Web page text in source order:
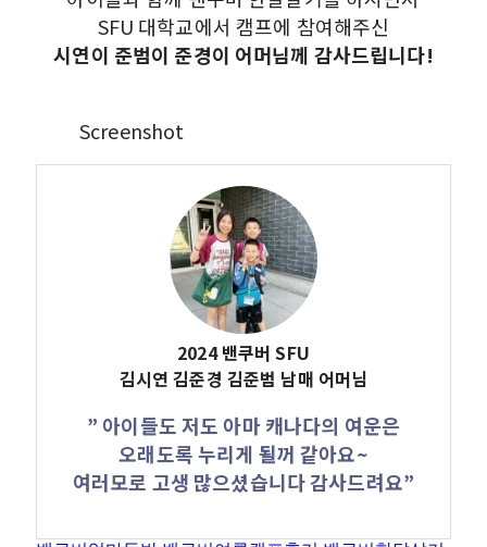
SFU 대학교에서 캠프에 참여해주신
시연이 준범이 준경이 어머님께 감사드립니다!
Screenshot
2024 밴쿠버 SFU
김시연 김준경 김준범 남매 어머님
” 아이들도 저도 아마 캐나다의 여운은
오래도록 누리게 될꺼 같아요~
여러모로 고생 많으셨습니다 감사드려요”